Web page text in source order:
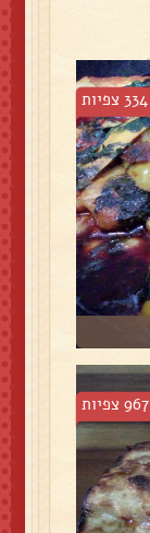
334 צפיות
967 צפיות